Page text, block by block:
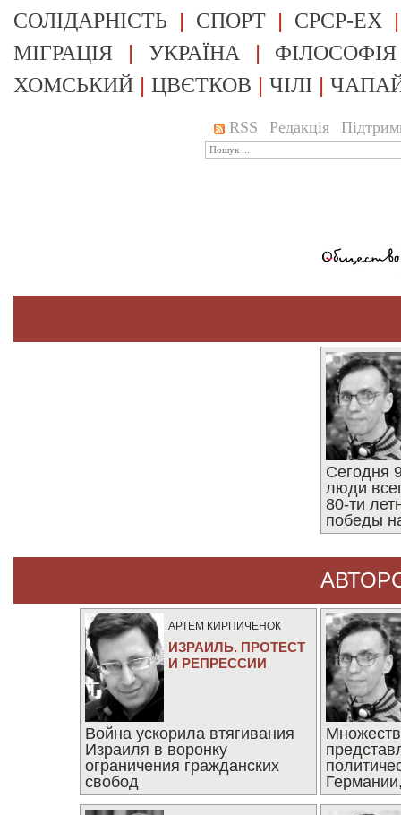
СОЛІДАРНІСТЬ | СПОРТ | СРСР-EX
МІГРАЦІЯ | УКРАЇНА | ФІЛОСОФІЯ
ХОМСЬКИЙ | ЦВЄТКОВ | ЧІЛІ |
RSS Редакція
Сегодня
люди
80-ти
победы
АРТЕМ КИРПИЧЕНОК
ИЗРАИЛЬ. ПРОТЕСТ
И РЕПРЕССИИ
Война ускорила втягивания
Израиля в воронку
ограничения гражданских
свобод